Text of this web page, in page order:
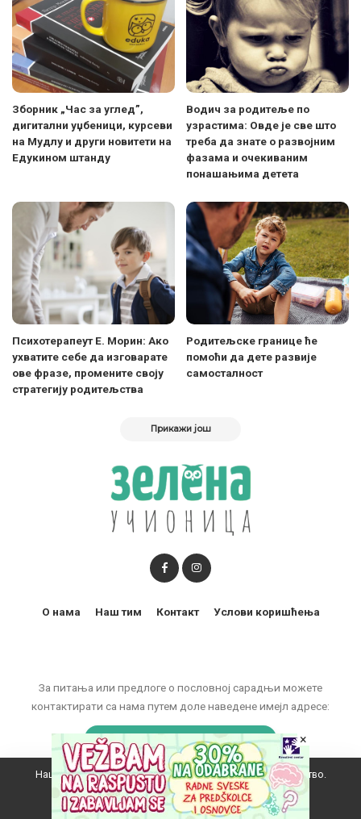
Зборник „Час за углед”,
дигитални уџбеници, курсеви
на Мудлу и други новитети на
Едукином штанду
Водич за родитеље по
узрастима: Овде је све што
треба да знате о развојним
фазама и очекиваним
понашањима детета
Психотерапеут Е. Морин: Ако
ухватите себе да изговарате
ове фразе, промените своју
стратегију родитељства
Родитељске границе ће
помоћи да дете развије
самосталност
Прикажи још
За питања или предлоге о пословној сарадњи можете
контактирати са нама путем доле наведене имејл адресе:
marketing@zelenaucionica.com
О нама Наш тим Контакт Услови коришћења
© 2011-2024 Copyright by Zelena učionica. All Rights reserved.
Наш вебсајт користи колачиће да побољша ваше искуство.
Прихватам
×